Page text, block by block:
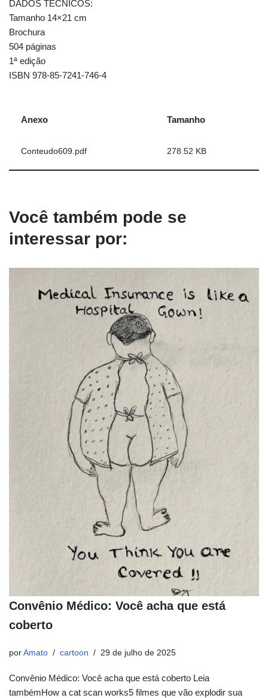
DADOS TÉCNICOS:
Tamanho 14×21 cm
Brochura
504 páginas
1ª edição
ISBN 978-85-7241-746-4
Anexo Tamanho
Conteudo609.pdf 278.52 KB
Você também pode se
interessar por:
Convênio Médico: Você acha que está
coberto
por Amato cartoon 29 de julho de 2025
Convênio Médico: Você acha que está coberto Leia
tambémHow a cat scan works5 filmes que vão explodir sua